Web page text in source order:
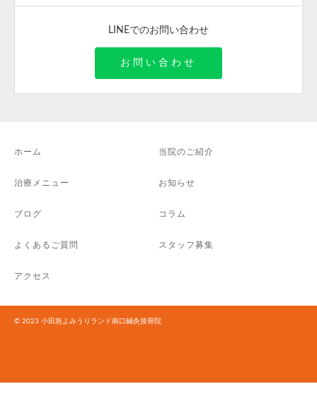
LINEでのお問い合わせ
お問い合わせ
ホーム 当院のご紹介
治療メニュー お知らせ
ブログ コラム
よくあるご質問 スタッフ募集
アクセス
© 2023 小田急よみうりランド南口鍼灸接骨院